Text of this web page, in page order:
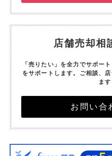
店舗売却相
「売りたい」を全力でサポート
をサポートします。 ご相談、
ます
お問い合